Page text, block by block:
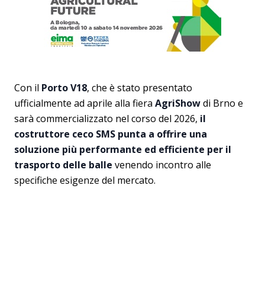
Con il Porto V18, che è stato presentato
ufficialmente ad aprile alla fiera AgriShowdi Brno e
sarà commercializzato nel corso del 2026, il
costruttore ceco SMS punta a offrire una
soluzione più performante ed efficiente per il
trasporto delle balle venendo incontro alle
specifiche esigenze del mercato.